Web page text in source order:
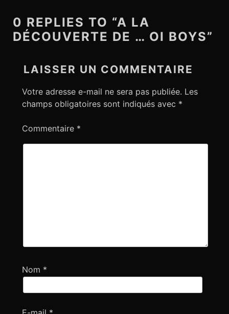
i
g
a
0 REPLIES TO “A LA
DÉCOUVERTE DE … OI BOYS”
LAISSER UN COMMENTAIRE
Votre adresse e-mail ne sera pas publiée. Les
champs obligatoires sont indiqués avec *
Commentaire *
Nom *